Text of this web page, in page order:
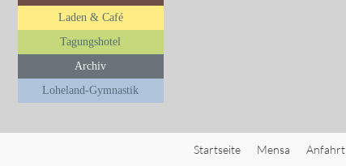
Laden & Café
Tagungshotel
Archiv
Loheland-Gymnastik
Startseite Mensa Anfahrt